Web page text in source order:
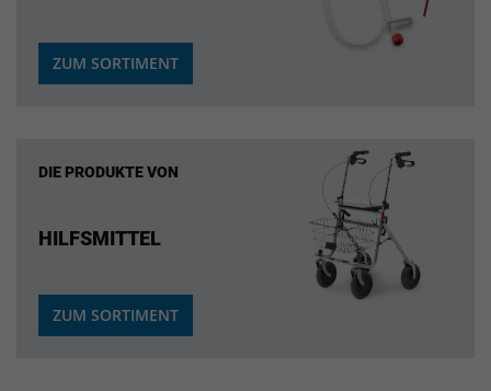
ZUM SORTIMENT
DIE PRODUKTE VON
HILFSMITTEL
ZUM SORTIMENT